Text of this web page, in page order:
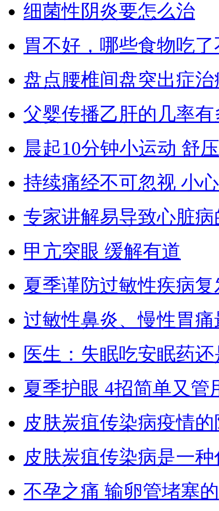
细菌性阴炎要怎么治
胃不好，哪些食物吃
盘点腰椎间盘突出症
父婴传播乙肝的几率有
晨起10分钟小运动 舒
持续痛经不可忽视 小
专家讲解易导致心脏
甲亢突眼 缓解有道
夏季谨防过敏性疾病复
过敏性鼻炎、慢性胃
医生：失眠吃安眠药
夏季护眼 4招简单又管
皮肤炭疽传染病疫情
皮肤炭疽传染病是一
不孕之痛 输卵管堵塞